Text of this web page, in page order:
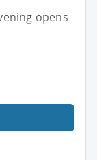
opens